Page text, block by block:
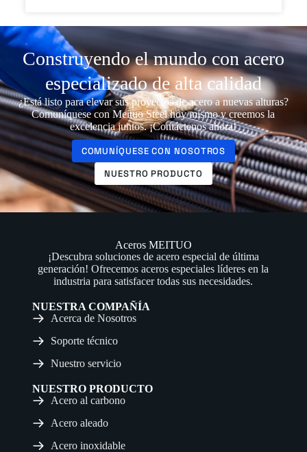
Construyendo el mundo con acero
especializado de alta calidad
¿Está listo para elevar sus proyectos de acero a nuevas alturas?
Comuníquese con Meituo Steel hoy mismo y creemos la
excelencia juntos. ¡Contáctenos ahora!
COMUNÍQUESE CON NOSOTROS
NUESTRO PRODUCTO
Aceros MEITUO
¡Descubra soluciones de acero especial de última
generación! Ofrecemos aceros especiales líderes en la
industria para satisfacer todas sus necesidades.
NUESTRA COMPAÑÍA
Acerca de Nosotros
Soporte técnico
Nuestro servicio
NUESTRO PRODUCTO
Acero al carbono
Acero aleado
Acero inoxidable